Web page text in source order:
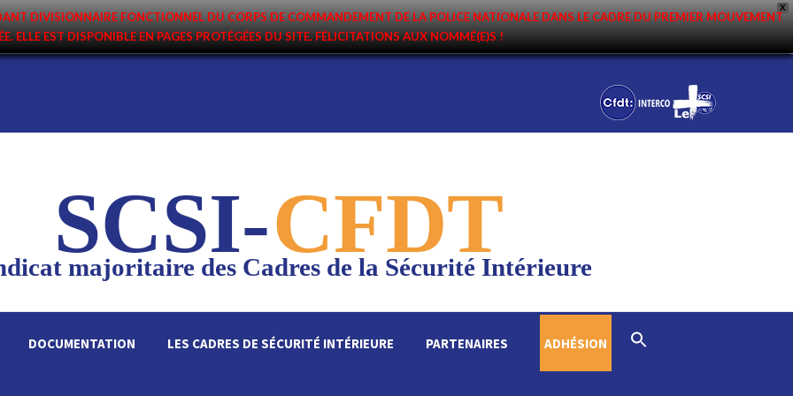
X
DIVISIONNAIRE FONCTIONNEL DU CORPS DE COMMANDEMENT DE LA POLICE NATIONALE DANS LE CADRE DU PREMIER MOUVEMENT
ELLE EST DISPONIBLE EN PAGES PROTÉGÉES DU SITE. FÉLICITATIONS AUX NOMMÉ(E)S !
SCSI-CFDT
majoritaire des Cadres de la Sécurité Intérieure
DOCUMENTATION LES CADRES DE SÉCURITÉ INTÉRIEURE PARTENAIRES ADHÉSION